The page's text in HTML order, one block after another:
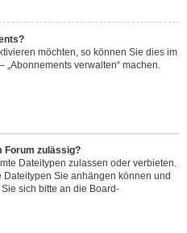
möchten, so können Sie dies im
„Abonnements verwalten“ machen.
Forum zulässig?
Dateitypen zulassen oder verbieten.
Sie anhängen können und
sich bitte an die Board-